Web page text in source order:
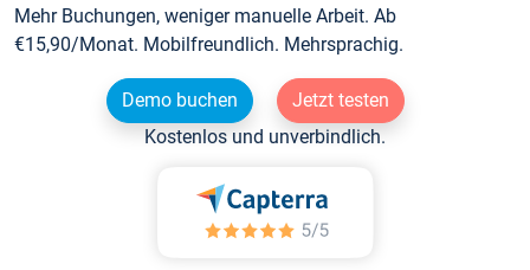
Mehr Buchungen, weniger manuelle Arbeit. Ab
€15,90/Monat. Mobilfreundlich. Mehrsprachig.
Demo buchen
Jetzt testen
Kostenlos und unverbindlich.